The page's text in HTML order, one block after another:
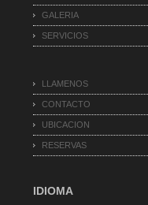
GALERIA
SERVICIOS
LLAMENOS
CONTACTO
UBICACION
RESERVAS
IDIOMA